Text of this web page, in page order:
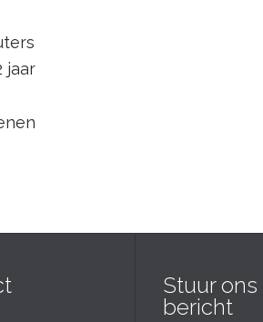
jaar
Stuur
bericht